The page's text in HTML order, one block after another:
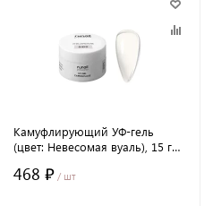
Камуфлирующий УФ-гель
(цвет: Невесомая вуаль), 15 г
468 ₽ / шт